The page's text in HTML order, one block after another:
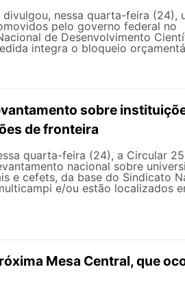
nessa quarta-feira (24),
pelo governo federal no
de Desenvolvimento
integra o bloqueio
sobre
de fronteira
quarta-feira (24), a Circular
nacional sobre
e cefets, da base do Sindicato
e/ou estão localizados
Mesa Central, que